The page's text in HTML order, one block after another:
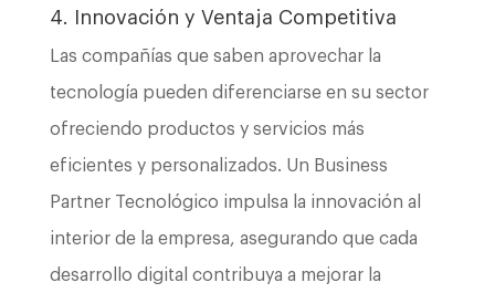
4. Innovación y Ventaja Competitiva
Las compañías que saben aprovechar la
tecnología pueden diferenciarse en su sector
ofreciendo productos y servicios más
eficientes y personalizados. Un Business
Partner Tecnológico impulsa la innovación al
interior de la empresa, asegurando que cada
desarrollo digital contribuya a mejorar la